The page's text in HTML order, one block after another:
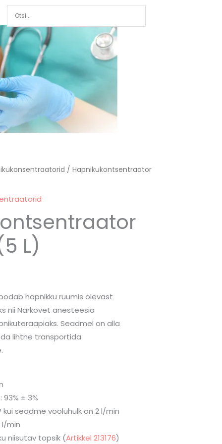
/ Hapnikukontsentraator
L)
hapnikku ruumis olevast
nii Narkovet anesteesia
Seadmel on alla
lihtne transportida
± 3%
seadme vooluhulk on 2 l/min
l/min
niisutav topsik (Artikkel 213176)